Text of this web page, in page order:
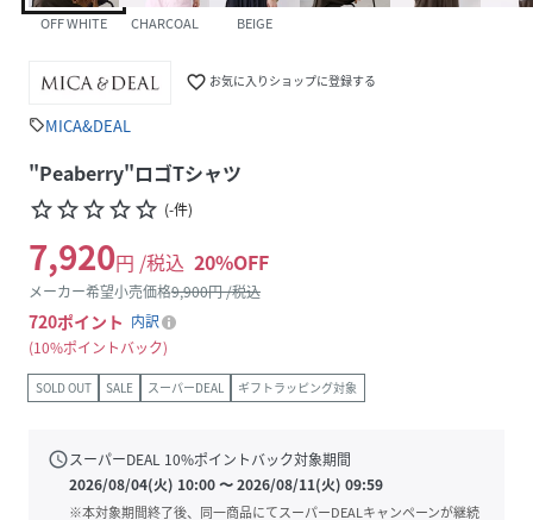
OFF WHITE CHARCOAL BEIGE
favorite_border お気に入りショップに登録する
sellMICA&DEAL
"Peaberry"ロゴTシャツ
star_borderstar_borderstar_borderstar_borderstar_border (-件)
7,920円 /税込 20%OFF
メーカー希望小売価格9,900円 /税込
720ポイント 内訳
10%ポイントバック
SOLD OUT SALE スーパーDEAL ギフトラッピング対象
scheduleスーパーDEAL 10%ポイントバック対象期間
2026/08/04(火) 10:00〜2026/08/11(火) 09:59
※本対象期間終了後、同一商品にてスーパーDEALキャンペーンが継続